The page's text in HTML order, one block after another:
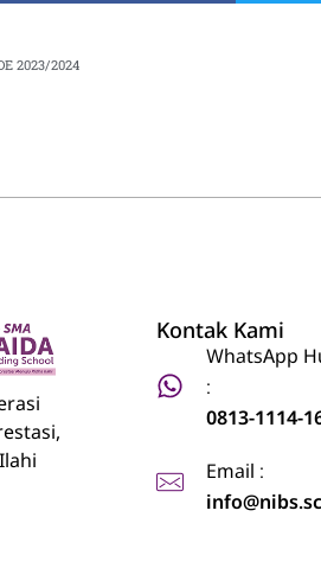
2023/2024
Kontak Kami
WhatsApp
:
0813-1114-
Email :